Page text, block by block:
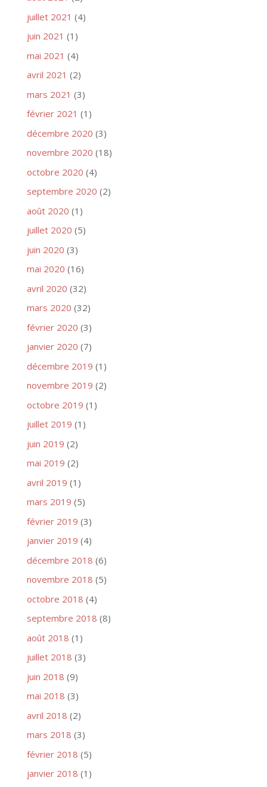
juillet 2021 (4)
juin 2021 (1)
mai 2021 (4)
avril 2021 (2)
mars 2021 (3)
février 2021 (1)
décembre 2020 (3)
novembre 2020 (18)
octobre 2020 (4)
septembre 2020 (2)
août 2020 (1)
juillet 2020 (5)
juin 2020 (3)
mai 2020 (16)
avril 2020 (32)
mars 2020 (32)
février 2020 (3)
janvier 2020 (7)
décembre 2019 (1)
novembre 2019 (2)
octobre 2019 (1)
juillet 2019 (1)
juin 2019 (2)
mai 2019 (2)
avril 2019 (1)
mars 2019 (5)
février 2019 (3)
janvier 2019 (4)
décembre 2018 (6)
novembre 2018 (5)
octobre 2018 (4)
septembre 2018 (8)
août 2018 (1)
juillet 2018 (3)
juin 2018 (9)
mai 2018 (3)
avril 2018 (2)
mars 2018 (3)
février 2018 (5)
janvier 2018 (1)